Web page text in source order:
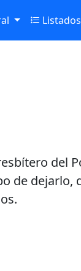
Listados
de